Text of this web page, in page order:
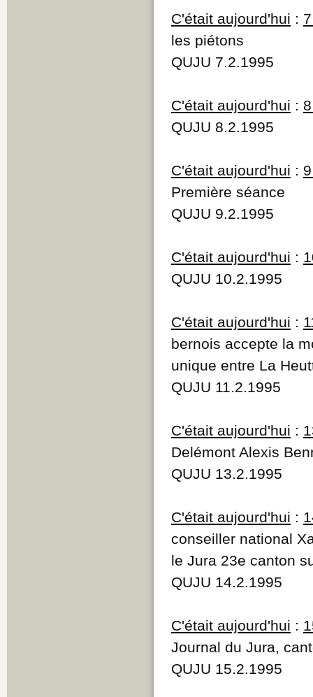
C'était aujourd'hui :
les piétons
QUJU 7.2.1995
C'était aujourd'hui :
QUJU 8.2.1995
C'était aujourd'hui :
Première séance
QUJU 9.2.1995
C'était aujourd'hui :
QUJU 10.2.1995
C'était aujourd'hui :
bernois accepte la
unique entre La
QUJU 11.2.1995
C'était aujourd'hui :
Delémont Alexis
QUJU 13.2.1995
C'était aujourd'hui :
conseiller national
le Jura 23e canton
QUJU 14.2.1995
C'était aujourd'hui :
Journal du Jura,
QUJU 15.2.1995